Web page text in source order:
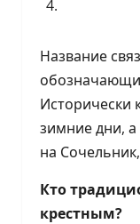
Название
Исторически
зимние дни, а
на
Кто
крестным?